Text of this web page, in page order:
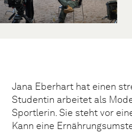
Jana Eberhart hat einen
Studentin arbeitet als
Sportlerin. Sie steht vor
Kann eine